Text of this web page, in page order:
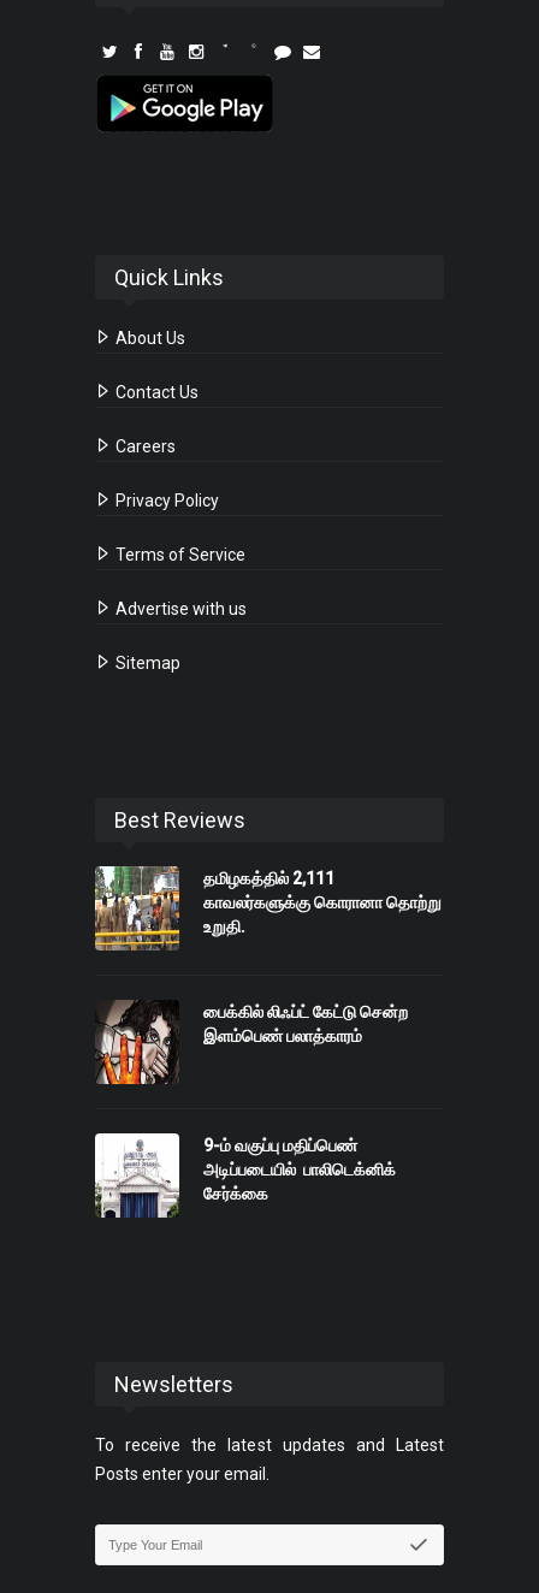
Quick Links
About Us
Contact Us
Careers
Privacy Policy
Terms of Service
Advertise with us
Sitemap
Best Reviews
தமிழகத்தில் 2,111
காவலர்களுக்கு கொரானா தொற்று
உறுதி.
பைக்கில் லிஃப்ட் கேட்டு சென்ற
இளம்பெண் பலாத்காரம்
9-ம் வகுப்பு மதிப்பெண்
அடிப்படையில் பாலிடெக்னிக்
சேர்க்கை
Newsletters
To receive the latest updates and Latest
Posts enter your email.